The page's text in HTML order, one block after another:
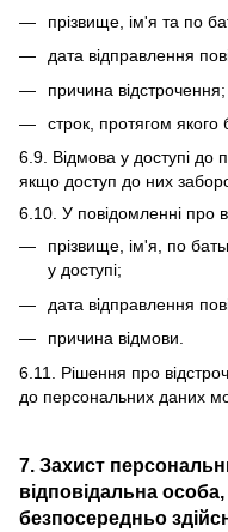
прізвище, ім'я та по
дата відправлення
причина відстрочення;
строк, протягом якого
6.9. Відмова у доступі до
якщо доступ до них
6.10. У повідомленні про
прізвище, ім'я, по
у доступі;
дата відправлення
причина відмови.
6.11. Рішення про
до персональних даних
7. Захист
відповідальна особа,
безпосередньо